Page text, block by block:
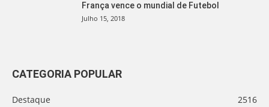
França vence o mundial de Futebol
Julho 15, 2018
CATEGORIA POPULAR
Destaque
2516